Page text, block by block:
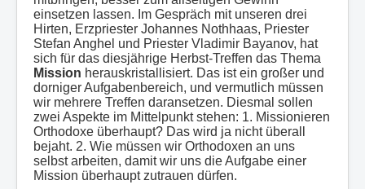
einsetzen lassen. Im Gespräch mit unseren drei
Hirten, Erzpriester Johannes Nothhaas, Priester
Stefan Anghel und Priester Vladimir Bayanov, hat
sich für das diesjährige Herbst-Treffen das Thema
Mission herauskristallisiert. Das ist ein großer und
dorniger Aufgabenbereich, und vermutlich müssen
wir mehrere Treffen daransetzen. Diesmal sollen
zwei Aspekte im Mittelpunkt stehen: 1. Missionieren
Orthodoxe überhaupt? Das wird ja nicht überall
bejaht. 2. Wie müssen wir Orthodoxen an uns
selbst arbeiten, damit wir uns die Aufgabe einer
Mission überhaupt zutrauen dürfen.